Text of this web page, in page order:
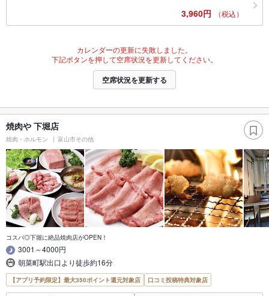
3,960円 （税込）
カレンダーの更新に失敗しました。
下記ボタンを押して空席状況を更新してください。
空席状況を更新する
焼肉や 下堀店
焼肉・ホルモン 富山市その他
コスパ◎下堀に絶品焼肉店がOPEN！
3001～4000円
朝菜町駅出口より徒歩約16分
【アプリ予約限定】最大350ポイント還元対象店 口コミ投稿特典対象店